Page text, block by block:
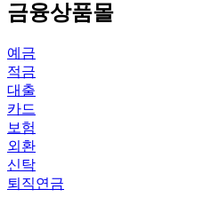
금융상품몰
예금
적금
대출
카드
보험
외환
신탁
퇴직연금